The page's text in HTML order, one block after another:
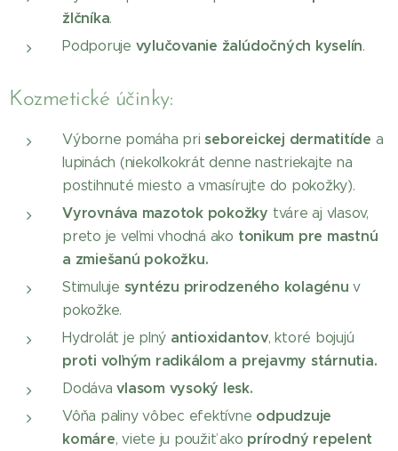
žlčníka.
Podporuje vylučovanie žalúdočných kyselín.
Kozmetické účinky:
Výborne pomáha priseboreickej dermatitíde a
lupinách (niekoľkokrát denne nastriekajte na
postihnuté miesto a vmasírujte do pokožky).
Vyrovnáva mazotok pokožky tváre aj vlasov,
preto je veľmi vhodná ako tonikum pre mastnú
a zmiešanú pokožku.
Stimuluje syntézu prirodzeného kolagénu v
pokožke.
Hydrolát je plný antioxidantov, ktoré bojujú
proti voľným radikálom a prejavmy stárnutia.
Dodávavlasom vysoký lesk.
Vôňa paliny vôbec efektívne odpudzuje
komáre, viete ju použiť ako prírodný repelent